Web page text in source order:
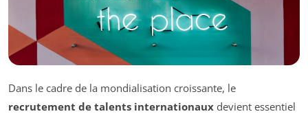
Dans le cadre de la mondialisation croissante, le
recrutement de talents internationaux devient essentiel